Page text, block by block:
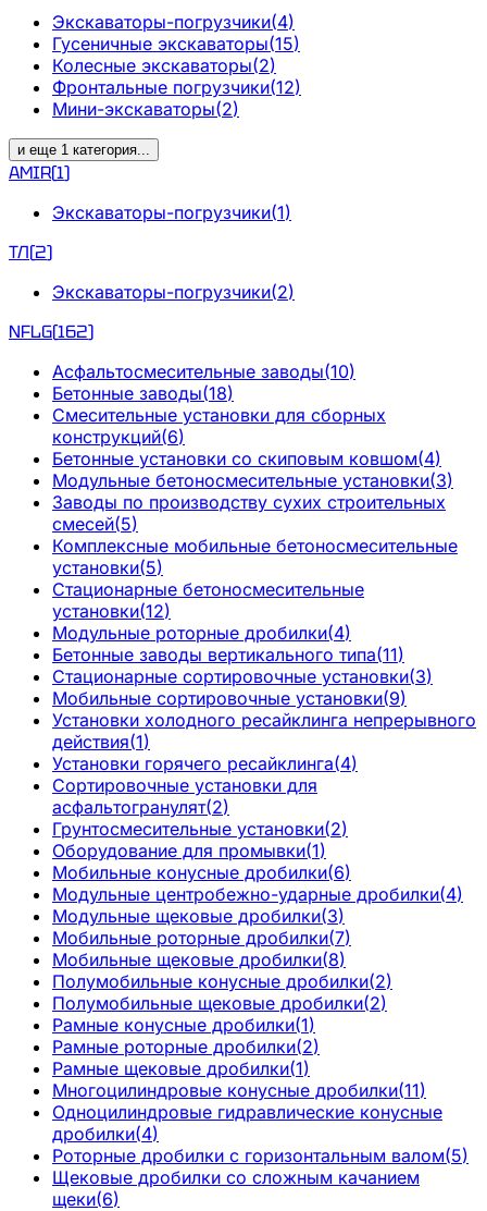
Экскаваторы-погрузчики(4)
Гусеничные экскаваторы(15)
Колесные экскаваторы(2)
Фронтальные погрузчики(12)
Мини-экскаваторы(2)
и еще 1 категория...
AMIR(1)
Экскаваторы-погрузчики(1)
ТЛ(2)
Экскаваторы-погрузчики(2)
NFLG(162)
Асфальтосмесительные заводы(10)
Бетонные заводы(18)
Смесительные установки для сборных
конструкций(6)
Бетонные установки со скиповым ковшом(4)
Модульные бетоносмесительные установки(3)
Заводы по производству сухих строительных
смесей(5)
Комплексные мобильные бетоносмесительные
установки(5)
Стационарные бетоносмесительные
установки(12)
Модульные роторные дробилки(4)
Бетонные заводы вертикального типа(11)
Стационарные сортировочные установки(3)
Мобильные сортировочные установки(9)
Установки холодного ресайклинга непрерывного
действия(1)
Установки горячего ресайклинга(4)
Сортировочные установки для
асфальтогранулят(2)
Грунтосмесительные установки(2)
Оборудование для промывки(1)
Мобильные конусные дробилки(6)
Модульные центробежно-ударные дробилки(4)
Модульные щековые дробилки(3)
Мобильные роторные дробилки(7)
Мобильные щековые дробилки(8)
Полумобильные конусные дробилки(2)
Полумобильные щековые дробилки(2)
Рамные конусные дробилки(1)
Рамные роторные дробилки(2)
Рамные щековые дробилки(1)
Многоцилиндровые конусные дробилки(11)
Одноцилиндровые гидравлические конусные
дробилки(4)
Роторные дробилки с горизонтальным валом(5)
Щековые дробилки со сложным качанием
щеки(6)